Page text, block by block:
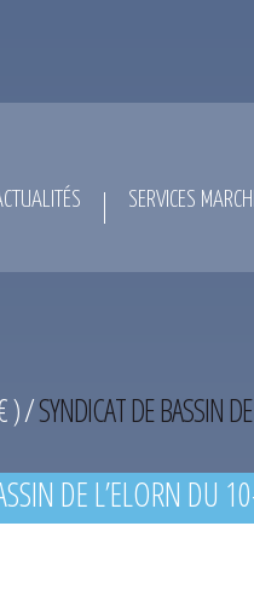
SERVICES
)/SYNDICAT DE BASSIN
DE L’ELORN DU